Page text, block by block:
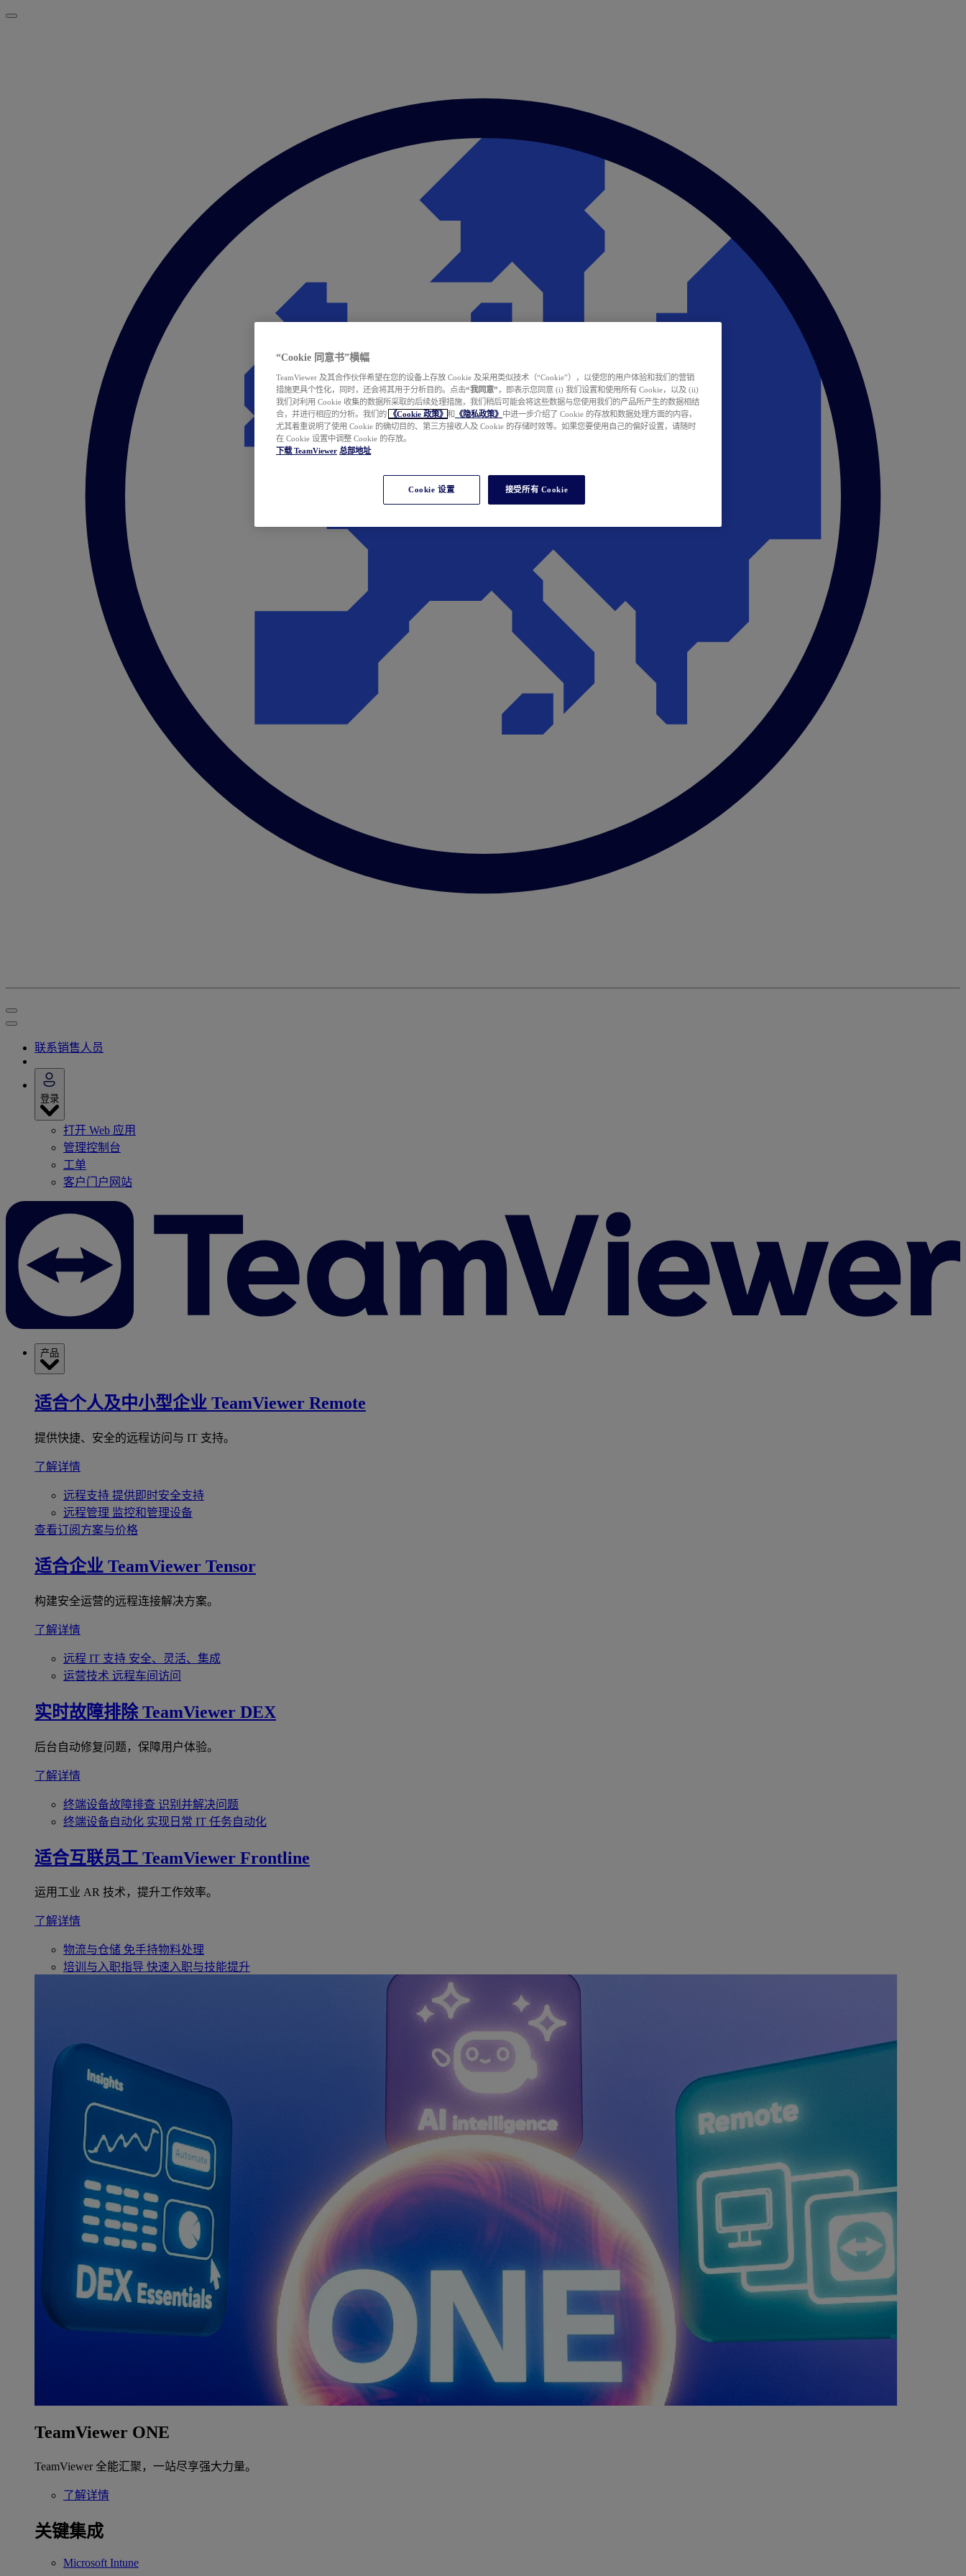
联系销售人员
登录
打开 Web 应用
管理控制台
工单
客户门户网站
产品
适合个人及中小型企业 TeamViewer Remote
提供快捷、安全的远程访问与 IT 支持。
了解详情
远程支持 提供即时安全支持
远程管理 监控和管理设备
查看订阅方案与价格
适合企业 TeamViewer Tensor
构建安全运营的远程连接解决方案。
了解详情
远程 IT 支持 安全、灵活、集成
运营技术 远程车间访问
实时故障排除 TeamViewer DEX
后台自动修复问题，保障用户体验。
了解详情
终端设备故障排查 识别并解决问题
终端设备自动化 实现日常 IT 任务自动化
适合互联员工 TeamViewer Frontline
运用工业 AR 技术，提升工作效率。
了解详情
物流与仓储 免手持物料处理
培训与入职指导 快速入职与技能提升
TeamViewer ONE
TeamViewer 全能汇聚，一站尽享强大力量。
了解详情
关键集成
Microsoft Intune
“Cookie 同意书”横幅
TeamViewer 及其合作伙伴希望在您的设备上存放 Cookie 及采用类似技术（“Cookie”），以使您的用户体验和我们的营销
措施更具个性化，同时，还会将其用于分析目的。点击“我同意” ，即表示您同意 (i) 我们设置和使用所有 Cookie，以及 (ii)
我们对利用 Cookie 收集的数据所采取的后续处理措施，我们稍后可能会将这些数据与您使用我们的产品所产生的数据相结
合，并进行相应的分析。我们的
《Cookie 政策》 和 《隐私政策》 中进一步介绍了 Cookie 的存放和数据处理方面的内容，
尤其着重说明了使用 Cookie 的确切目的、第三方接收人及 Cookie 的存储时效等。如果您要使用自己的偏好设置，请随时
在 Cookie 设置中调整 Cookie 的存放。
下载 TeamViewer 总部地址
Cookie 设置 接受所有 Cookie